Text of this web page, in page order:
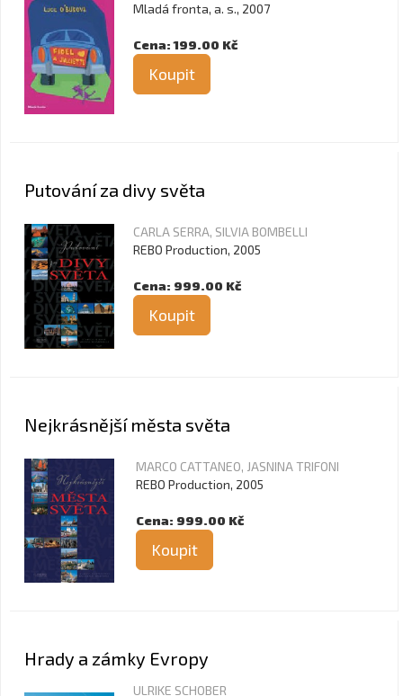
Mladá fronta, a. s., 2007
Cena: 199.00 Kč
Koupit
Putování za divy světa
CARLA SERRA, SILVIA BOMBELLI
REBO Production, 2005
Cena: 999.00 Kč
Koupit
Nejkrásnější města světa
MARCO CATTANEO, JASNINA TRIFONI
REBO Production, 2005
Cena: 999.00 Kč
Koupit
Hrady a zámky Evropy
ULRIKE SCHOBER